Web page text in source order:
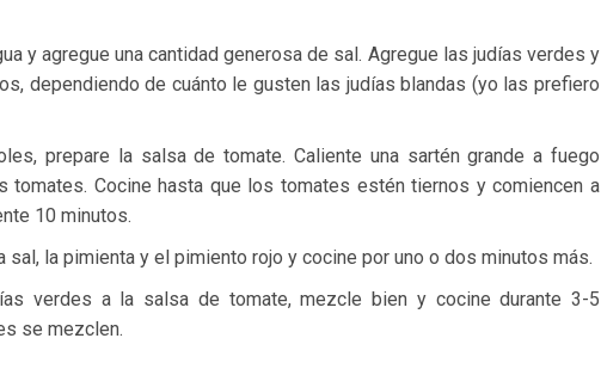
y agregue una cantidad generosa de sal. Agregue las judías verdes y
dependiendo de cuánto le gusten las judías blandas (yo las prefiero
prepare la salsa de tomate. Caliente una sartén grande a fuego
tomates. Cocine hasta que los tomates estén tiernos y comiencen a
10 minutos.
sal, la pimienta y el pimiento rojo y cocine por uno o dos minutos más.
verdes a la salsa de tomate, mezcle bien y cocine durante 3-5
se mezclen.